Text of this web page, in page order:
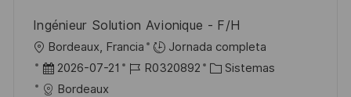
u
b
l
e
o
Ingénieur Solution Avionique - F/H
U
b
Bordeaux, Francia
Jornada completa
F
e
2026-07-21
I
R0320892
C Sistemas
Bordeaux